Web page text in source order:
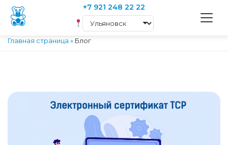
+7 921 248 22 22
Главная страница » Блог